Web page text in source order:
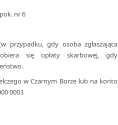
nr 6
przypadku, gdy osoba zgłaszająca
się opłaty skarbowej, gdy
w Czarnym Borze lub na konto
0003